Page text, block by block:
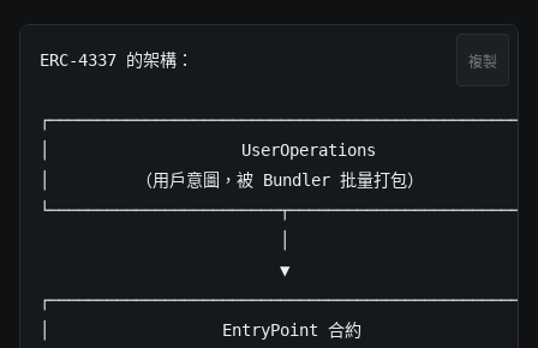
ERC-4337 的架構：
│                    UserOperations
│         （用戶意圖，被 Bundler 批量打包）
                         ▼
│                  EntryPoint 合約
複製